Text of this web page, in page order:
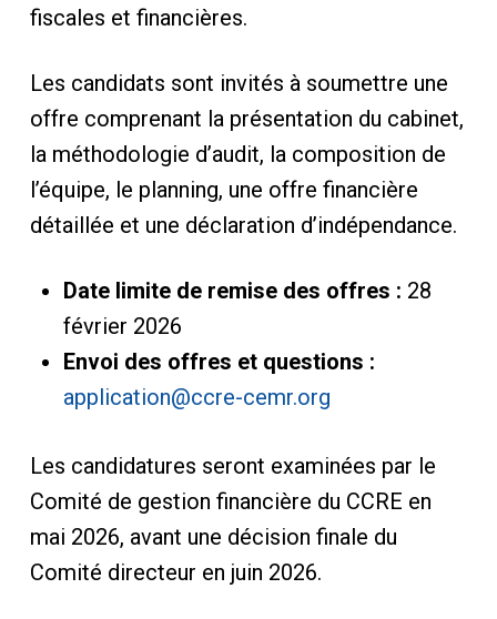
fiscales et financières.
Les candidats sont invités à soumettre une
offre comprenant la présentation du cabinet,
la méthodologie d’audit, la composition de
l’équipe, le planning, une offre financière
détaillée et une déclaration d’indépendance.
Date limite de remise des offres : 28
février 2026
Envoi des offres et questions :
application@ccre-cemr.org
Les candidatures seront examinées par le
Comité de gestion financière du CCRE en
mai 2026, avant une décision finale du
Comité directeur en juin 2026.